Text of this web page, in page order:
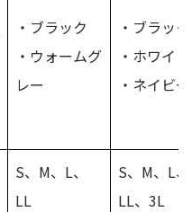
・ブラック
・ウォームグ
レー
・ブラック
・ホワイト
・ネイビー
S、M、L、
LL
S、M、L、
LL、3L